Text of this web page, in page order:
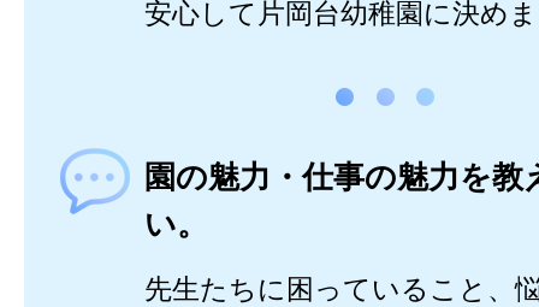
安心して片岡台幼稚園に決め
園の魅力・仕事の魅力を教
い。
先生たちに困っていること、